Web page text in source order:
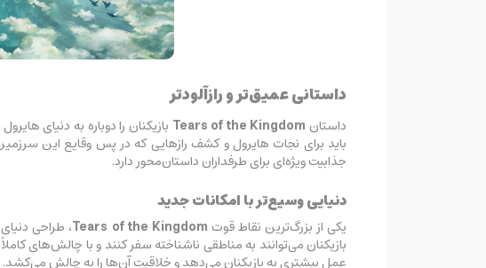
داستانی عمیق‌تر و رازآلودتر
داستان Tears of the Kingdom بازیکنان را دوباره به دنیای
باید برای نجات هایرول و کشف رازهایی که در پس وقایع این
جذابیت ویژه‌ای برای طرفداران داستان‌محور دارد.
دنیایی وسیع‌تر با امکانات جدید
یکی از بزرگ‌ترین نقاط قوت Tears of the Kingdom، طراحی
بازیکنان می‌توانند به مناطقی ناشناخته سفر کنند و با چالش‌های
عمل بیشتری به بازیکنان می‌دهد و خلاقیت آن‌ها را به چالش می‌کشد.